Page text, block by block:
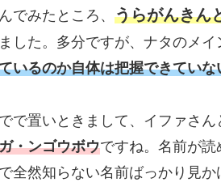
でみたところ、 うらがんきん
した。多分ですが、ナタのメ
いるのか自体は把握できていな
で置いときまして、イファさ
・ンゴウボウですね。名前が
全然知らない名前ばっかり見か